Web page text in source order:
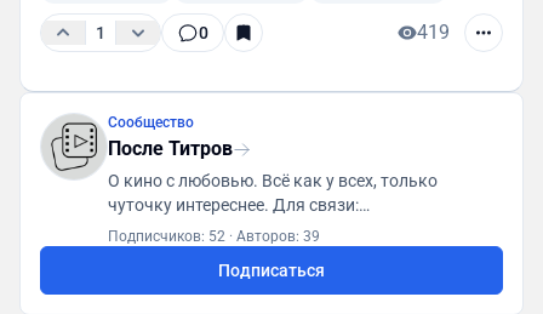
1 0 419
Сообщество
После Титров
О кино с любовью. Всё как у всех, только
чуточку интереснее. Для связи:
posletitrov@yandex.ru
Подписчиков: 52 · Авторов: 39
Подписаться